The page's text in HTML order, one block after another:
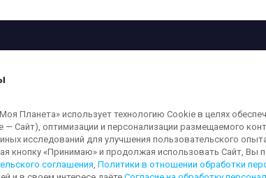
на сайте, защищены в соответствии с российским и
любых аудио-, фото- и видеоматериалов, размещенных
сайтmoya-planeta.ru. Адрес для направления юридически
Планета» использует технологию Cookie в целях
— Сайт), оптимизации и персонализации размещаемого
исследований для улучшения пользовательского
кнопку «Принимаю» и продолжая использовать Сайт, Вы
соглашения, Политики в отношении обработки